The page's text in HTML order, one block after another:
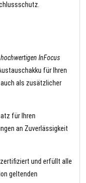
hochwertigen InFocus
für Ihren
als zusätzlicher
für Ihren
an Zuverlässigkeit
zertifiziert und erfüllt alle
geltenden